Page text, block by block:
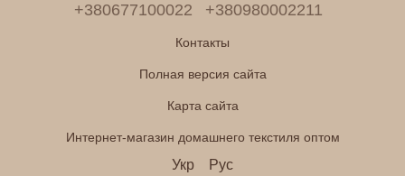
+380677100022 +380980002211
Контакты
Полная версия сайта
Карта сайта
Интернет-магазин домашнего текстиля оптом
Укр Рус